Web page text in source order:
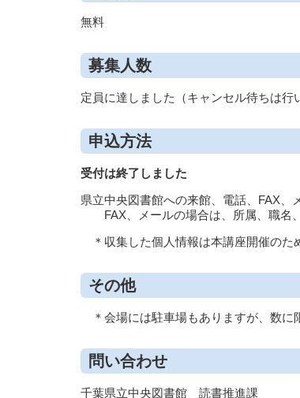
無料
募集人数
定員に達しました（キャンセル待ちは
申込方法
受付は終了しました
県立中央図書館への来館、電話、FAX、
FAX、メールの場合は、所属、職名
＊収集した個人情報は本講座開催のた
その他
＊会場には駐車場もありますが、数に
問い合わせ
千葉県立中央図書館 読書推進課